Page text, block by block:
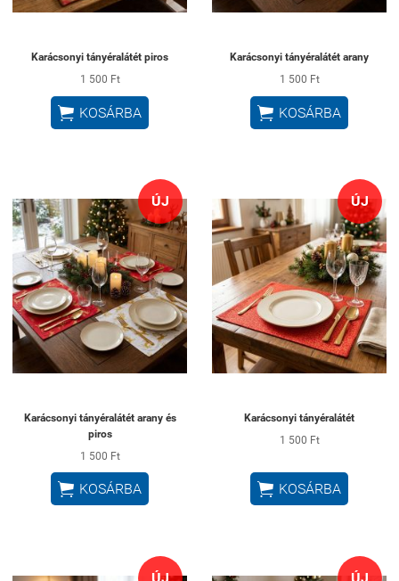
Karácsonyi tányéralátét piros
1 500 Ft
 KOSÁRBA
Karácsonyi tányéralátét arany
1 500 Ft
 KOSÁRBA
ÚJ
Karácsonyi tányéralátét arany és
piros
1 500 Ft
 KOSÁRBA
ÚJ
Karácsonyi tányéralátét
1 500 Ft
 KOSÁRBA